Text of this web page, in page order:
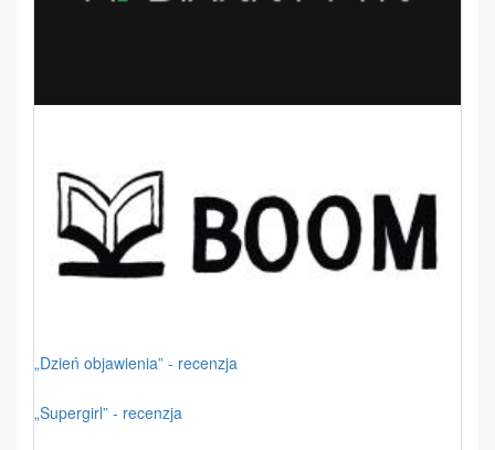
„Dzień objawienia” - recenzja
„Supergirl” - recenzja